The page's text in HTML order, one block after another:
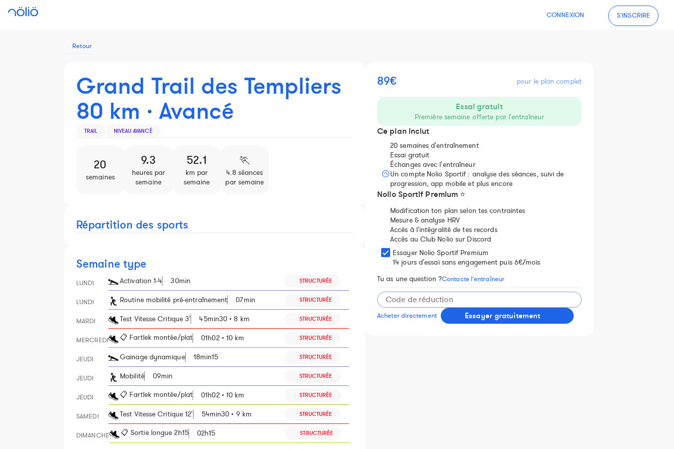
CONNEXION S'INSCRIRE
Retour
Grand Trail des Templiers
80 km · Avancé
TRAIL NIVEAU AVANCÉ
20
semaines
9.3
heures par
semaine
52.1
km par
semaine
🏃️
4.8 séances
par semaine
Répartition des sports
Semaine type
LUNDI Activation 1-4 30min STRUCTURÉE
LUNDI Routine mobilité pré-entraînement 07min STRUCTURÉE
MARDI Test Vitesse Critique 3' 45min30 • 8 km STRUCTURÉE
MERCREDI 📋 Fartlek montée/plat 01h02 • 10 km STRUCTURÉE
JEUDI Gainage dynamique 18min15 STRUCTURÉE
JEUDI Mobilité 09min STRUCTURÉE
JEUDI 📋 Fartlek montée/plat 01h02 • 10 km STRUCTURÉE
SAMEDI Test Vitesse Critique 12' 54min30 • 9 km STRUCTURÉE
DIMANCHE 📋 Sortie longue 2h15 02h15 STRUCTURÉE
89€ pour le plan complet
Essai gratuit
Première semaine offerte par l'entraîneur
Ce plan inclut
20 semaines d'entraînement
Essai gratuit
Échanges avec l'entraîneur
Un compte Nolio Sportif : analyse des séances, suivi de
progression, app mobile et plus encore
️️Nolio Sportif Premium ⭐
Modification ton plan selon tes contraintes
Mesure & analyse HRV
Accès à l'intégralité de tes records
Accès au Club Nolio sur Discord
Essayer Nolio Sportif Premium
14 jours d'essai sans engagement puis 6€/mois
Tu as une question ?Contacte l'entraîneur
Acheter directement Essayer gratuitement